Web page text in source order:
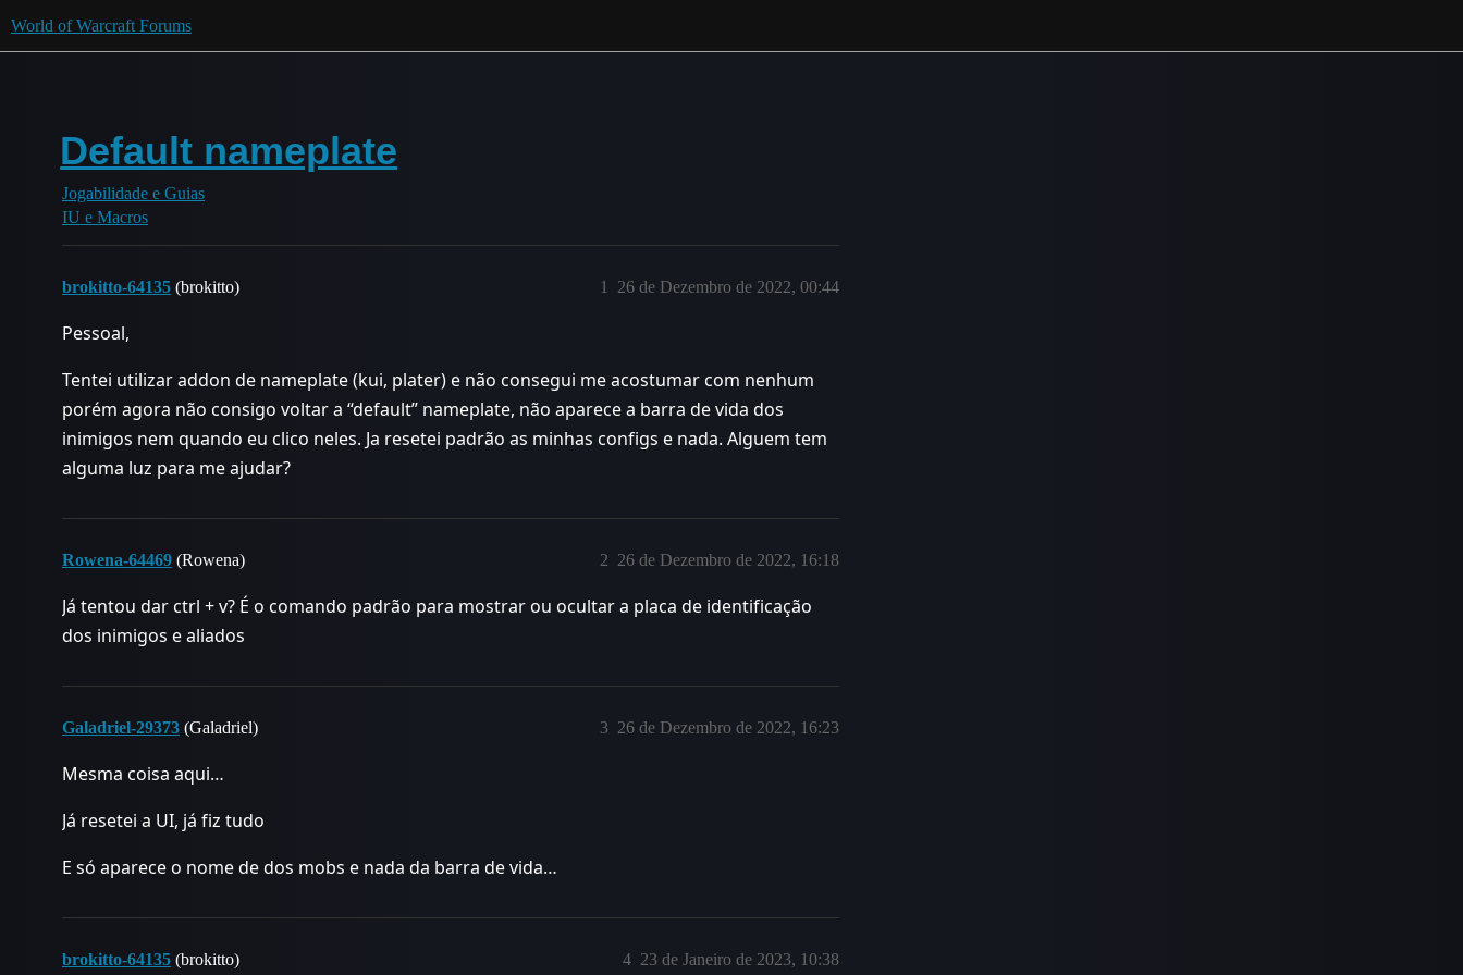
World of Warcraft Forums
Default nameplate
Jogabilidade e Guias
IU e Macros
brokitto-64135 (brokitto) 26 de Dezembro de 2022, 00:44
1
Pessoal,
Tentei utilizar addon de nameplate (kui, plater) e não consegui me acostumar com nenhum
porém agora não consigo voltar a “default” nameplate, não aparece a barra de vida dos
inimigos nem quando eu clico neles. Ja resetei padrão as minhas configs e nada. Alguem tem
alguma luz para me ajudar?
Rowena-64469 (Rowena) 26 de Dezembro de 2022, 16:18
2
Já tentou dar ctrl + v? É o comando padrão para mostrar ou ocultar a placa de identificação
dos inimigos e aliados
Galadriel-29373 (Galadriel) 26 de Dezembro de 2022, 16:23
3
Mesma coisa aqui…
Já resetei a UI, já fiz tudo
E só aparece o nome de dos mobs e nada da barra de vida…
brokitto-64135 (brokitto) 23 de Janeiro de 2023, 10:38
4